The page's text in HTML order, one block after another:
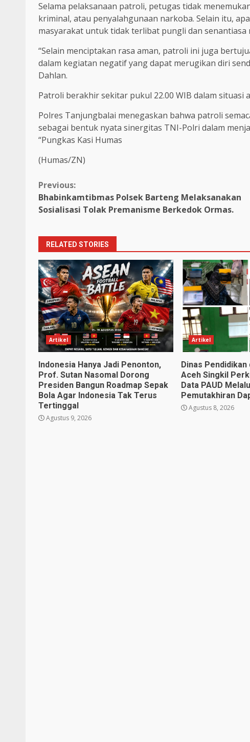
Selama pelaksanaan patroli, petugas tidak
kriminal, atau penyalahgunaan narkoba. Selain itu,
masyarakat untuk tidak terlibat pungli dan
“Selain menciptakan rasa aman, patroli ini juga
dalam kegiatan negatif yang dapat merugikan diri
Dahlan.
Patroli berakhir sekitar pukul 22.00 WIB dalam situasi
Polres Tanjungbalai menegaskan bahwa patroli
sebagai bentuk nyata sinergitas TNI-Polri dalam
“Pungkas Kasi Humas
(Humas/ZN)
Continue
Reading
Previous:
Bhabinkamtibmas Polsek Barteng Melaksanakan
Sosialisasi Tolak Premanisme Berkedok Ormas.
RELATED STORIES
Artikel
Indonesia Hanya Jadi Penonton,
Prof. Sutan Nasomal Dorong
Presiden Bangun Roadmap Sepak
Bola Agar Indonesia Tak Terus
Tertinggal
Agustus 9, 2026
Artikel
Dinas Pendidikan
Aceh Singkil
Data PAUD
Pemutakhiran
Agustus 8, 2026